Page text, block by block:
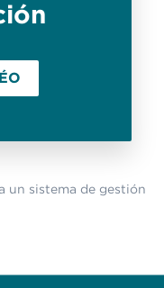
un sistema de gestión